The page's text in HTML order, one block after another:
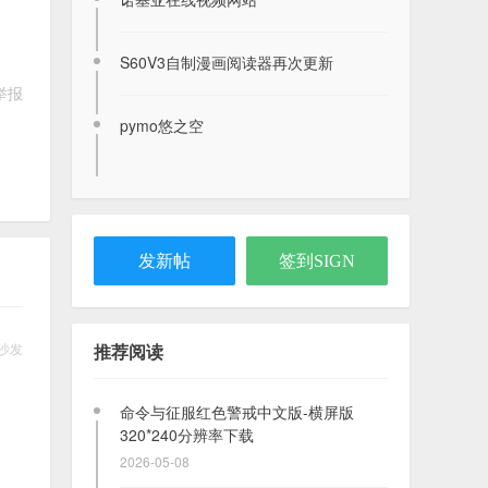
S60V3自制漫画阅读器再次更新
pymo悠之空
发新帖 签到SIGN
推荐阅读
2026-08-07
2020-11-14
320*240分辨率下载
2026-05-08
我的软件，小说网盘
2023-12-02
报
发